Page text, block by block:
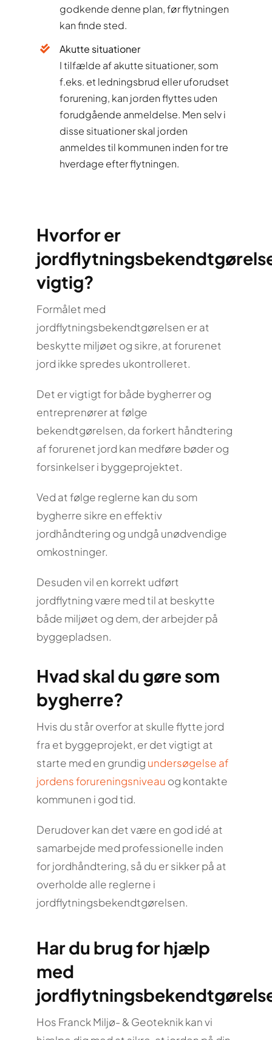
godkende denne plan, før flytningen
kan finde sted.
Akutte situationer
I tilfælde af akutte situationer, som
f.eks. et ledningsbrud eller uforudset
forurening, kan jorden flyttes uden
forudgående anmeldelse. Men selv i
disse situationer skal jorden
anmeldes til kommunen inden for tre
hverdage efter flytningen.
Hvorfor er
vigtig?
Formålet med
jordflytningsbekendtgørelsen er at
beskytte miljøet og sikre, at forurenet
jord ikke spredes ukontrolleret.
Det er vigtigt for både bygherrer og
entreprenører at følge
bekendtgørelsen, da forkert håndtering
af forurenet jord kan medføre bøder og
forsinkelser i byggeprojektet.
Ved at følge reglerne kan du som
bygherre sikre en effektiv
jordhåndtering og undgå unødvendige
omkostninger.
Desuden vil en korrekt udført
jordflytning være med til at beskytte
både miljøet og dem, der arbejder på
byggepladsen.
Hvad skal du gøre som
bygherre?
Hvis du står overfor at skulle flytte jord
fra et byggeprojekt, er det vigtigt at
starte med en grundig undersøgelse af
jordens forureningsniveau og kontakte
kommunen i god tid.
Derudover kan det være en god idé at
samarbejde med professionelle inden
for jordhåndtering, så du er sikker på at
overholde alle reglerne i
jordflytningsbekendtgørelsen.
Har du brug for hjælp
med
Hos Franck Miljø- & Geoteknik kan vi